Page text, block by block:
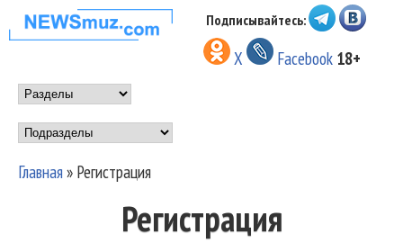
Перейти к основному
содержанию
НОВОСТИ
МУЗЫКИ И
ШОУ БИЗНЕСА
NEWSMUZ.COM
Подписывайтесь:
X Facebook 18+
Main menu
Подразделы
Главная» Регистрация
Регистрация